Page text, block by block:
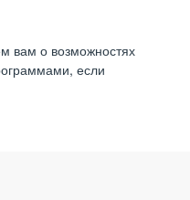
вам о возможностях
если